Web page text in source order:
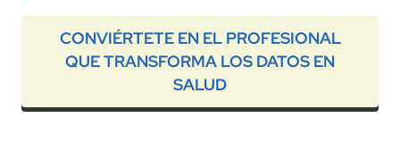
CONVIÉRTETE EN EL PROFESIONAL
QUE TRANSFORMA LOS DATOS EN
SALUD